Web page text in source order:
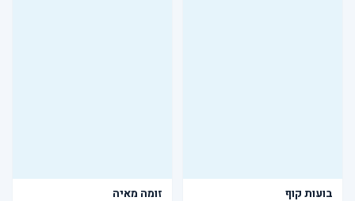
בועות קוף זומה מאיה